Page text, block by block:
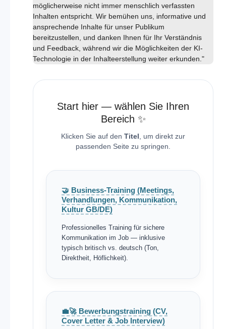
möglicherweise nicht immer menschlich verfassten
Inhalten entspricht. Wir bemühen uns, informative und
ansprechende Inhalte für unser Publikum
bereitzustellen, und danken Ihnen für Ihr Verständnis
und Feedback, während wir die Möglichkeiten der KI-
Technologie in der Inhalteerstellung weiter erkunden."
Start hier — wählen Sie Ihren
Bereich ✨
Klicken Sie auf den Titel , um direkt zur
passenden Seite zu springen.
🤝 Business-Training (Meetings,
Verhandlungen, Kommunikation,
Kultur GB/DE)
Professionelles Training für sichere
Kommunikation im Job — inklusive
typisch britisch vs. deutsch (Ton,
Direktheit, Höflichkeit).
💼🚀 Bewerbungstraining (CV,
Cover Letter & Job Interview)